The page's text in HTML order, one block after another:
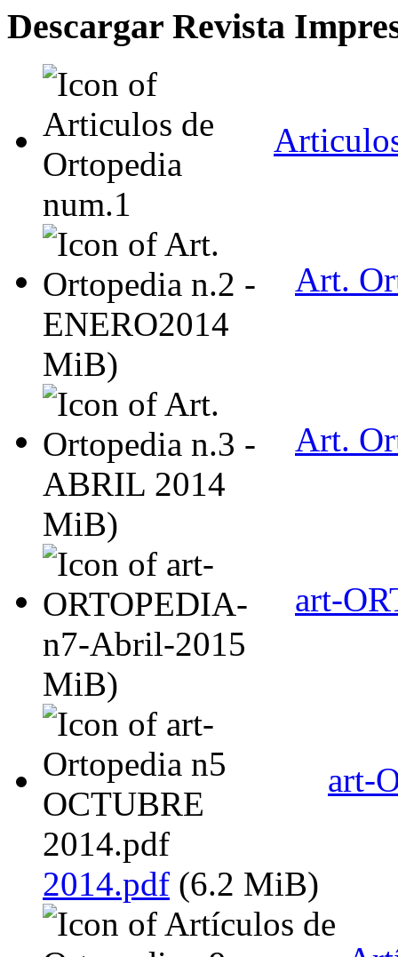
Descargar Revista
Art.
MiB)
Art.
MiB)
art-
MiB)
art-
2014.pdf (6.2 MiB)